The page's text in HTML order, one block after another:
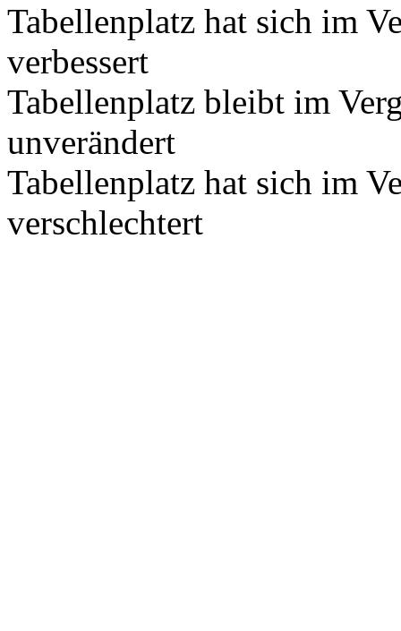
Tabellenplatz hat sich im
verbessert
Tabellenplatz bleibt im
unverändert
Tabellenplatz hat sich im
verschlechtert